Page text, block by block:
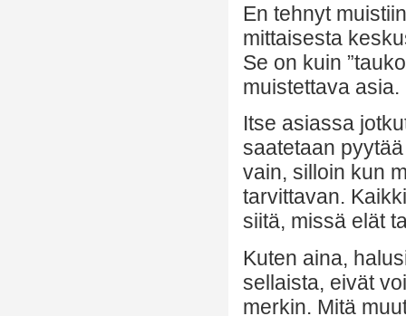
En tehnyt
mittaisesta
Se on kuin
muistettava
Itse asiassa
saatetaan
vain, silloin kun
tarvittavan.
siitä, missä elät
Kuten aina,
sellaista, eivät
merkin. Mitä